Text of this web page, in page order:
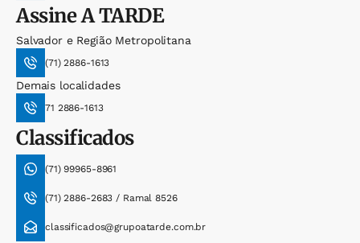
AssineA TARDE
Salvador e Região Metropolitana
(71) 2886-1613
Demais localidades
71 2886-1613
Classificados
(71) 99965-8961
(71) 2886-2683 / Ramal 8526
classificados@grupoatarde.com.br